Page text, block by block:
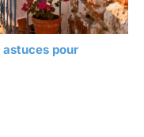
astuces pour